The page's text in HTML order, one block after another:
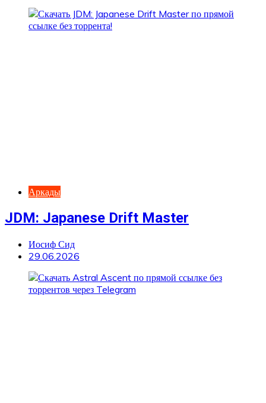
Аркады
JDM: Japanese Drift Master
Иосиф Сид
29.06.2026